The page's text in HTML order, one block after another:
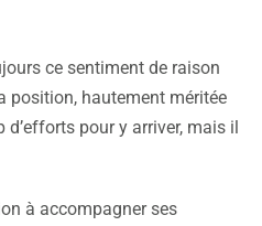
ce sentiment de raison
position, hautement méritée
d’efforts pour y arriver, mais il
à accompagner ses